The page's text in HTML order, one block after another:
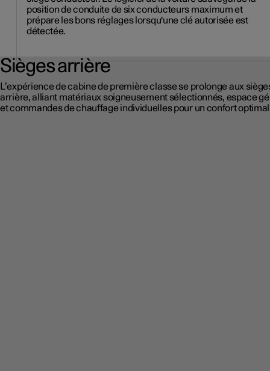
position de conduite de six conducteurs maximum et
prépare les bons réglages lorsqu'une clé autorisée est
détectée.
Sièges arrière
L’expérience de cabine de première classe se prolonge aux
arrière, alliant matériaux soigneusement sélectionnés, espace
et commandes de chauffage individuelles pour un confort